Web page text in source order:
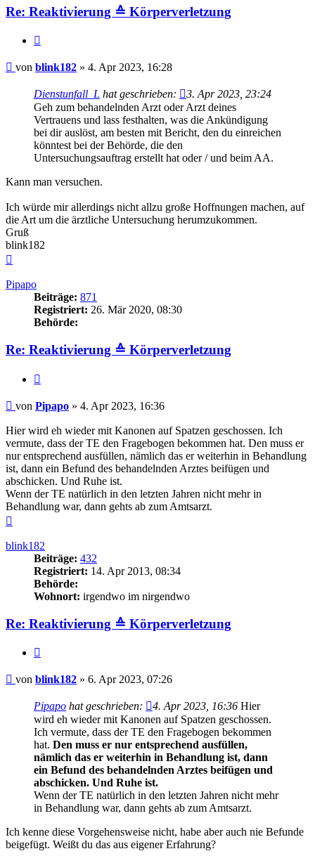
Re: Reaktivierung ≙ Körperverletzung
Beitrag
von blink182 » 4. Apr 2023, 16:28
Dienstunfall_L hat geschrieben:
3. Apr 2023, 23:24
Geh zum behandelnden Arzt oder Arzt deines
Vertrauens und lass festhalten, was die Ankündigung
bei dir auslöst, am besten mit Bericht, den du einreichen
könntest bei der Behörde, die den
Untersuchungsauftrag erstellt hat oder / und beim AA.
Kann man versuchen.
Ich würde mir allerdings nicht allzu große Hoffnungen machen, auf
die Art um die ärztliche Untersuchung herumzukommen.
Gruß
blink182
Pipapo
Beiträge: 871
Registriert: 26. Mär 2020, 08:30
Behörde:
Re: Reaktivierung ≙ Körperverletzung
Beitrag
von Pipapo » 4. Apr 2023, 16:36
Hier wird eh wieder mit Kanonen auf Spatzen geschossen. Ich
vermute, dass der TE den Fragebogen bekommen hat. Den muss er
nur entsprechend ausfüllen, nämlich das er weiterhin in Behandlung
ist, dann ein Befund des behandelnden Arztes beifügen und
abschicken. Und Ruhe ist.
Wenn der TE natürlich in den letzten Jahren nicht mehr in
Behandlung war, dann gehts ab zum Amtsarzt.
blink182
Beiträge: 432
Registriert: 14. Apr 2013, 08:34
Behörde:
Wohnort: irgendwo im nirgendwo
Re: Reaktivierung ≙ Körperverletzung
Beitrag
von blink182 » 6. Apr 2023, 07:26
Pipapo hat geschrieben: 4. Apr 2023, 16:36 Hier
wird eh wieder mit Kanonen auf Spatzen geschossen.
Ich vermute, dass der TE den Fragebogen bekommen
hat. Den muss er nur entsprechend ausfüllen,
nämlich das er weiterhin in Behandlung ist, dann
ein Befund des behandelnden Arztes beifügen und
abschicken. Und Ruhe ist.
Wenn der TE natürlich in den letzten Jahren nicht mehr
in Behandlung war, dann gehts ab zum Amtsarzt.
Ich kenne diese Vorgehensweise nicht, habe aber auch nie Befunde
beigefügt. Weißt du das aus eigener Erfahrung?